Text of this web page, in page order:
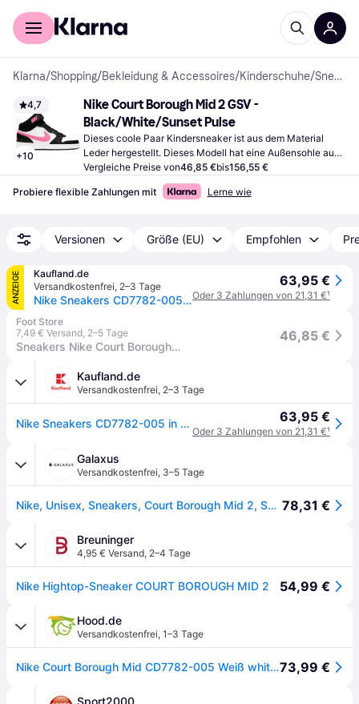
Für Shopper
Klarna/Shopping/Bekleidung & Accessoires/Kinderschuhe/ Sneakers
4,7
+10
Nike Court Borough Mid 2 GSV -
Black/White/Sunset Pulse
Dieses coole Paar Kindersneaker ist aus dem Material
Leder hergestellt. Dieses Modell hat eine Außensohle aus
Gummi.
Vergleiche Preise von46,85 €bis156,55 €
Probiere flexible Zahlungen mit Lerne wie
Versionen Größe (EU) Empfohlen
ANZEIGE
Kaufland.de
Versandkostenfrei, 2–3 Tage
Nike Sneakers CD7782-005 in Multicolored color size 40
63,95 €
Oder 3 Zahlungen von 21,31 €¹
Foot Store
7,49 € Versand, 2–5 Tage
Sneakers Nike Court Borough Mid 2
46,85 €
Kaufland.de
Versandkostenfrei, 2–3 Tage
Nike Sneakers CD7782-005 in Multicolored color size 40 63,95 €
Oder 3 Zahlungen von 21,31 €¹
Galaxus
Versandkostenfrei, 3–5 Tage
Nike, Unisex, Sneakers, Court Borough Mid 2, Schwarz, Weiss, (38.5) 78,31 €
Breuninger
4,95 € Versand, 2–4 Tage
Nike Hightop-Sneaker COURT BOROUGH MID 2 54,99 €
Hood.de
Versandkostenfrei, 1–3 Tage
Nike Court Borough Mid CD7782-005 Weiß white/black 00573,99 €
Sport2000